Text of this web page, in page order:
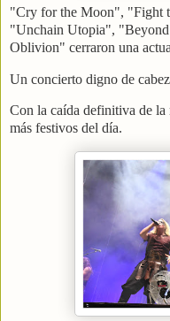
"Cry for the Moon", "Fight
"Unchain Utopia",
Oblivion" cerraron una
Un concierto digno de
Con la caída definitiva de la
más festivos del día.